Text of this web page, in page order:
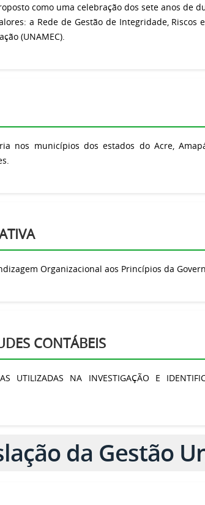
como uma celebração dos sete anos de
a Rede de Gestão de Integridade, Riscos
(UNAMEC).
nos municípios dos estados do Acre,
Organizacional aos Princípios da
CONTÁBEIS
UTILIZADAS NA INVESTIGAÇÃO E
da Gestão